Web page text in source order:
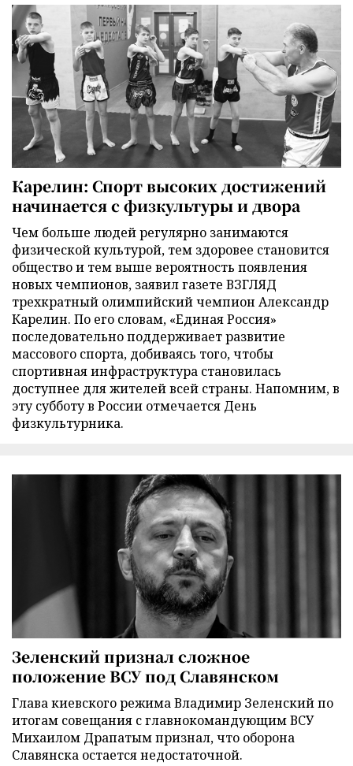
Карелин: Спорт высоких достижений
начинается с физкультуры и двора
Чем больше людей регулярно занимаются
физической культурой, тем здоровее становится
общество и тем выше вероятность появления
новых чемпионов, заявил газете ВЗГЛЯД
трехкратный олимпийский чемпион Александр
Карелин. По его словам, «Единая Россия»
последовательно поддерживает развитие
массового спорта, добиваясь того, чтобы
спортивная инфраструктура становилась
доступнее для жителей всей страны. Напомним, в
эту субботу в России отмечается День
физкультурника.
Зеленский признал сложное
положение ВСУ под Славянском
Глава киевского режима Владимир Зеленский по
итогам совещания с главнокомандующим ВСУ
Михаилом Драпатым признал, что оборона
Славянска остается недостаточной.